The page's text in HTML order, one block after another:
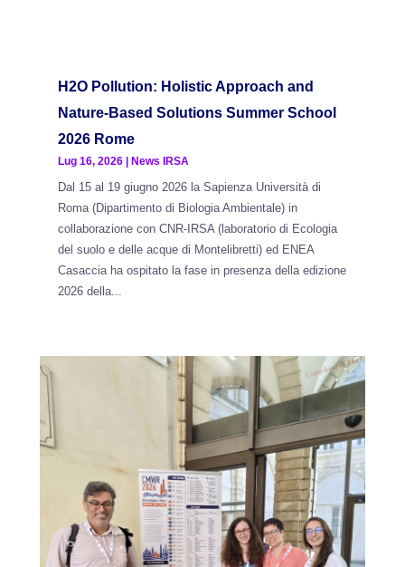
H2O Pollution: Holistic Approach and
Nature-Based Solutions Summer School
2026 Rome
Lug 16, 2026| News IRSA
Dal 15 al 19 giugno 2026 la Sapienza Università di
Roma (Dipartimento di Biologia Ambientale) in
collaborazione con CNR-IRSA (laboratorio di Ecologia
del suolo e delle acque di Montelibretti) ed ENEA
Casaccia ha ospitato la fase in presenza della edizione
2026 della...